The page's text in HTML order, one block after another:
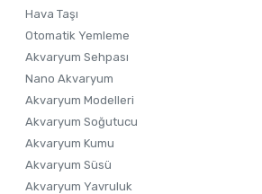
Hava Taşı
Otomatik Yemleme
Akvaryum Sehpası
Nano Akvaryum
Akvaryum Modelleri
Akvaryum Soğutucu
Akvaryum Kumu
Akvaryum Süsü
Akvaryum Yavruluk